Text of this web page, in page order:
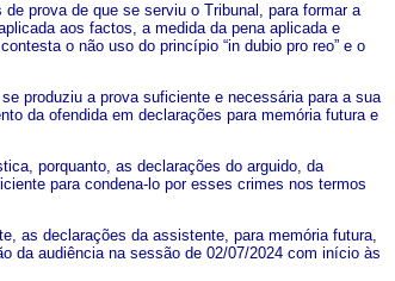
prova de que se serviu o Tribunal, para formar a
aos factos, a medida da pena aplicada e
o não uso do princípio “in dubio pro reo” e o
produziu a prova suficiente e necessária para a sua
da ofendida em declarações para memória futura e
porquanto, as declarações do arguido, da
para condena-lo por esses crimes nos termos
as declarações da assistente, para memória futura,
da audiência na sessão de 02/07/2024 com início às